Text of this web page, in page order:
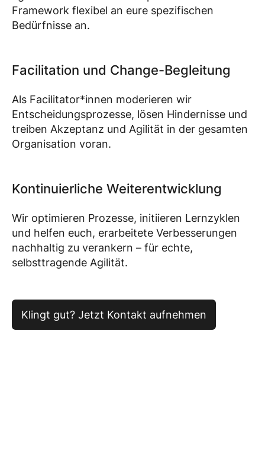
Framework flexibel an eure spezifischen
Bedürfnisse an.
Facilitation und Change-Begleitung
Als Facilitator*innen moderieren wir
Entscheidungsprozesse, lösen Hindernisse und
treiben Akzeptanz und Agilität in der gesamten
Organisation voran.
Kontinuierliche Weiterentwicklung
Wir optimieren Prozesse, initiieren Lernzyklen
und helfen euch, erarbeitete Verbesserungen
nachhaltig zu verankern – für echte,
selbsttragende Agilität.
Klingt gut? Jetzt Kontakt aufnehmen